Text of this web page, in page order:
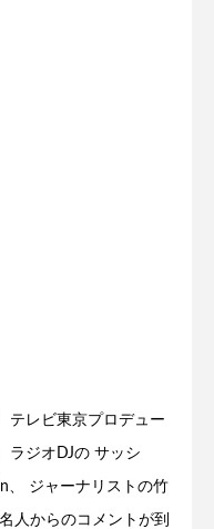
テレビ東京プロデュー
ラジオDJの サッシ
、 ジャーナリストの竹
人からのコメントが到